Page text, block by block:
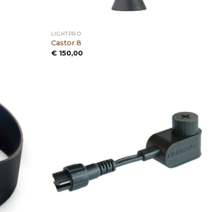
LIGHTPRO
Castor 8
€ 150,00